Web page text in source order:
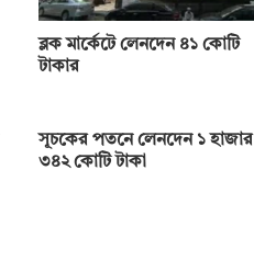
ব্লক মার্কেটে লেনদেন ৪১ কোটি
টাকার
সূচকের পতনে লেনদেন ১ হাজার
৩৪২ কোটি টাকা